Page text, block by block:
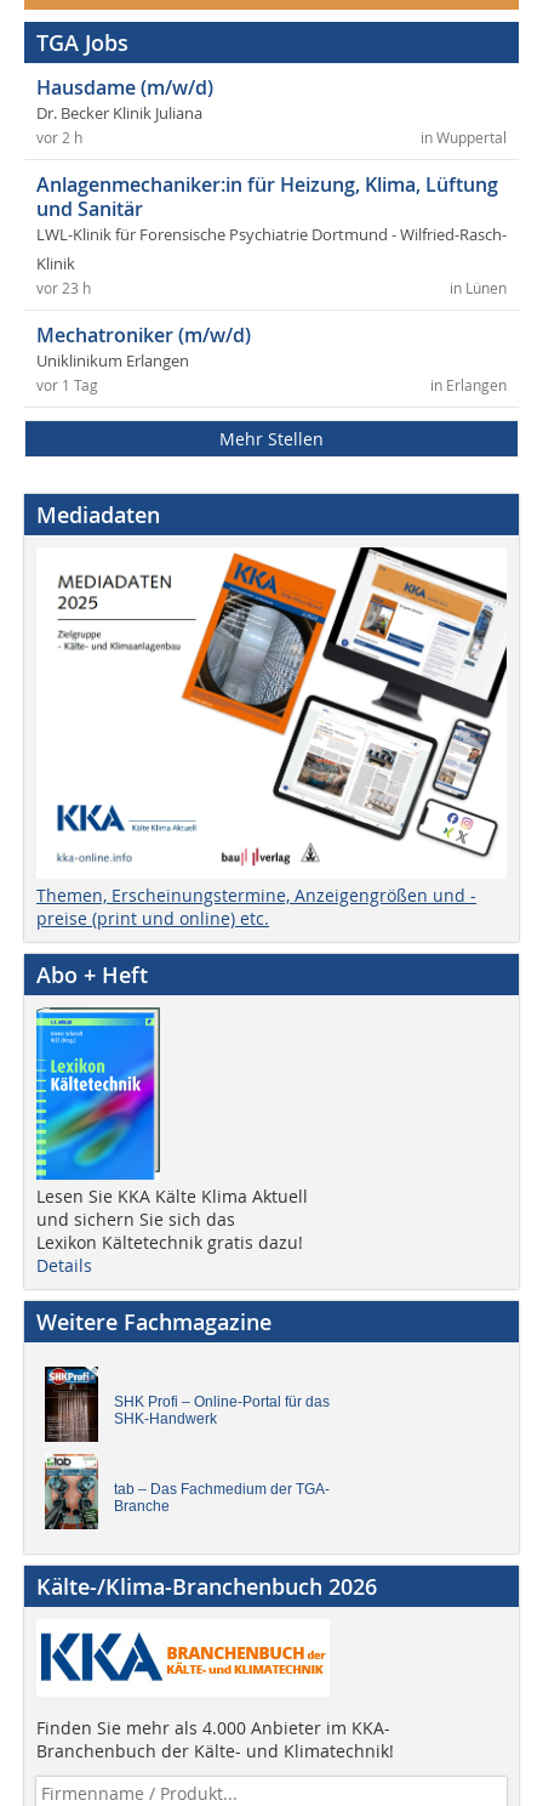
TGA Jobs
Hausdame (m/w/d)
Dr. Becker Klinik Juliana
in Wuppertal
vor 2 h
Anlagenmechaniker:in für Heizung, Klima, Lüftung
und Sanitär
LWL-Klinik für Forensische Psychiatrie Dortmund - Wilfried-Rasch-
Klinik
in Lünen
vor 23 h
Mechatroniker (m/w/d)
Uniklinikum Erlangen
in Erlangen
vor 1 Tag
Mehr Stellen
Mediadaten
Themen, Erscheinungstermine, Anzeigengrößen und -
preise (print und online) etc.
Abo + Heft
Lesen Sie KKA Kälte Klima Aktuell
und sichern Sie sich das
Lexikon Kältetechnik gratis dazu!
Details
Weitere Fachmagazine
SHK Profi – Online-Portal für das
SHK-Handwerk
tab – Das Fachmedium der TGA-
Branche
Kälte-/Klima-Branchenbuch 2026
Finden Sie mehr als 4.000 Anbieter im KKA-
Branchenbuch der Kälte- und Klimatechnik!